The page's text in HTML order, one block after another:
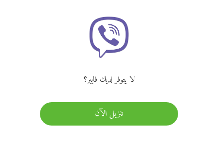
لا يتوفر لديك فايبر؟
تنزيل الآن